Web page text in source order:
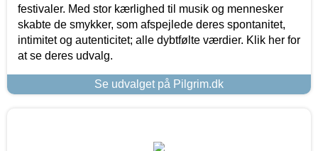
festivaler. Med stor kærlighed til musik og mennesker
skabte de smykker, som afspejlede deres spontanitet,
intimitet og autenticitet; alle dybtfølte værdier. Klik her for
at se deres udvalg.
Se udvalget på Pilgrim.dk